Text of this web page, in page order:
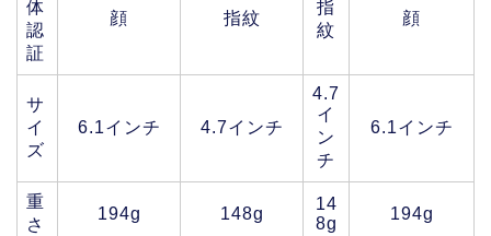
体
認
証
顔 指紋
指
紋
顔
サ
イ
ズ
6.1インチ 4.7インチ
4.7
イ
ン
チ
6.1インチ
重
さ
194g 148g
14
8g
194g